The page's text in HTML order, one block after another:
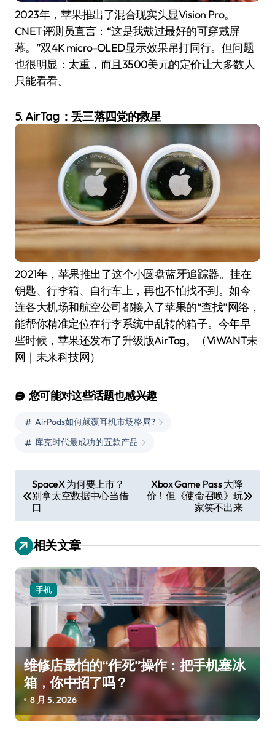
2023年，苹果推出了混合现实头显Vision Pro。
CNET评测员直言：“这是我戴过最好的可穿戴屏
幕。”双4K micro-OLED显示效果吊打同行。但问题
也很明显：太重，而且3500美元的定价让大多数人
只能看看。
5. AirTag：丢三落四党的救星
2021年，苹果推出了这个小圆盘蓝牙追踪器。挂在
钥匙、行李箱、自行车上，再也不怕找不到。如今
连各大机场和航空公司都接入了苹果的“查找”网络，
能帮你精准定位在行李系统中乱转的箱子。今年早
些时候，苹果还发布了升级版AirTag。（ViWANT未
网｜未来科技网）
您可能对这些话题也感兴趣
AirPods如何颠覆耳机市场格局?
库克时代最成功的五款产品
章
导
航
SpaceX 为何要上市？
别拿太空数据中心当借
口
Xbox Game Pass 大降
价！但《使命召唤》玩
家笑不出来
相关文章
手机
维修店最怕的“作死”操作：把手机塞冰
箱，你中招了吗？
8 月 5, 2026